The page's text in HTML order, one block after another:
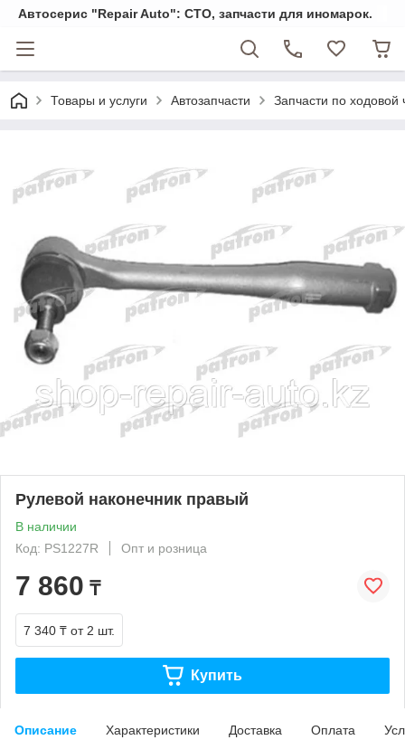
Автосерис "Repair Auto": СТО, запчасти для иномарок.
Товары и услуги Автозапчасти Запчасти по ходовой
Рулевой наконечник правый
В наличии
Код: PS1227R
Опт и розница
7 860 ₸
7 340 ₸ от 2 шт.
Купить
Описание Характеристики Доставка Оплата